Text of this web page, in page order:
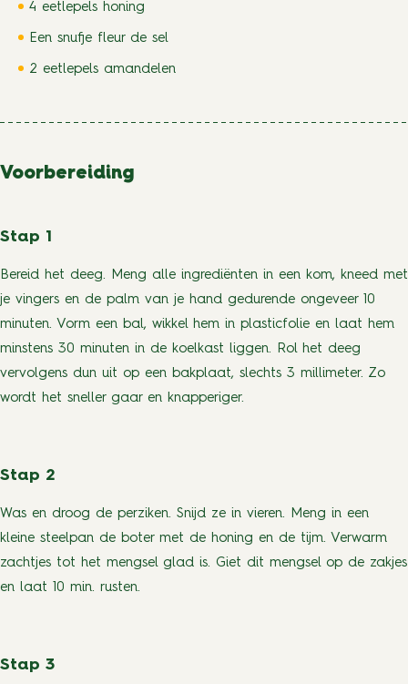
4 eetlepels honing
Een snufje fleur de sel
2 eetlepels amandelen
Voorbereiding
Stap 1
Bereid het deeg. Meng alle ingrediënten in een kom, kneed met
je vingers en de palm van je hand gedurende ongeveer 10
minuten. Vorm een bal, wikkel hem in plasticfolie en laat hem
minstens 30 minuten in de koelkast liggen. Rol het deeg
vervolgens dun uit op een bakplaat, slechts 3 millimeter. Zo
wordt het sneller gaar en knapperiger.
Stap 2
Was en droog de perziken. Snijd ze in vieren. Meng in een
kleine steelpan de boter met de honing en de tijm. Verwarm
zachtjes tot het mengsel glad is. Giet dit mengsel op de zakjes
en laat 10 min. rusten.
Stap 3